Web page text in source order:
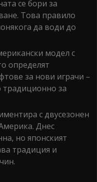
се бори за
Това правило
да води до
модел с
определят
за нови играчи –
традиционно за
с двусезонен
Днес
но японският
традиция и